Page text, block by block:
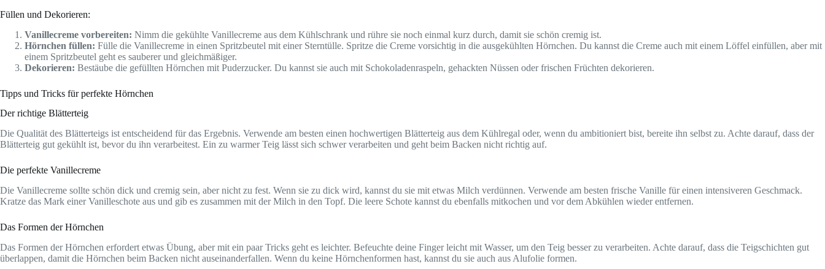
Füllen und Dekorieren:
Vanillecreme vorbereiten: Nimm die gekühlte Vanillecreme aus dem Kühlschrank und rühre sie noch einmal kurz durch, damit sie schön cremig ist.
Hörnchen füllen: Fülle die Vanillecreme in einen Spritzbeutel mit einer Sterntülle. Spritze die Creme vorsichtig in die ausgekühlten Hörnchen. Du kannst die Creme auch mit einem Löffel einfüllen, aber mit
einem Spritzbeutel geht es sauberer und gleichmäßiger.
Dekorieren: Bestäube die gefüllten Hörnchen mit Puderzucker. Du kannst sie auch mit Schokoladenraspeln, gehackten Nüssen oder frischen Früchten dekorieren.
Tipps und Tricks für perfekte Hörnchen
Der richtige Blätterteig
Die Qualität des Blätterteigs ist entscheidend für das Ergebnis. Verwende am besten einen hochwertigen Blätterteig aus dem Kühlregal oder, wenn du ambitioniert bist, bereite ihn selbst zu. Achte darauf, dass der
Blätterteig gut gekühlt ist, bevor du ihn verarbeitest. Ein zu warmer Teig lässt sich schwer verarbeiten und geht beim Backen nicht richtig auf.
Die perfekte Vanillecreme
Die Vanillecreme sollte schön dick und cremig sein, aber nicht zu fest. Wenn sie zu dick wird, kannst du sie mit etwas Milch verdünnen. Verwende am besten frische Vanille für einen intensiveren Geschmack.
Kratze das Mark einer Vanilleschote aus und gib es zusammen mit der Milch in den Topf. Die leere Schote kannst du ebenfalls mitkochen und vor dem Abkühlen wieder entfernen.
Das Formen der Hörnchen
Das Formen der Hörnchen erfordert etwas Übung, aber mit ein paar Tricks geht es leichter. Befeuchte deine Finger leicht mit Wasser, um den Teig besser zu verarbeiten. Achte darauf, dass die Teigschichten gut
überlappen, damit die Hörnchen beim Backen nicht auseinanderfallen. Wenn du keine Hörnchenformen hast, kannst du sie auch aus Alufolie formen.